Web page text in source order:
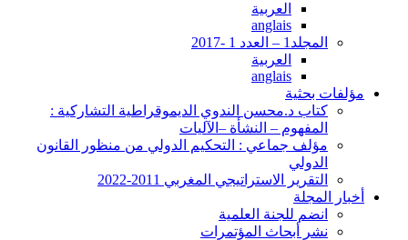
العربية
anglais
المجلد1 – العدد 1 -2017
العربية
anglais
مؤلفات بحثية
كتاب د.محسن الندوي الديموقراطية التشاركية :
المفهوم – النشأة –الآليات
مؤلف جماعي : التحكيم الدولي من منظور القانون
الدولي
التقرير الاستراتيجي المغربي 2011-2022
أخبار المجلة
انضم للجنة العلمية
نشر أبحاث المؤتمرات